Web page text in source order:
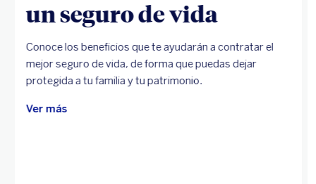
un seguro de vida
Conoce los beneficios que te ayudarán a contratar el
mejor seguro de vida, de forma que puedas dejar
protegida a tu familia y tu patrimonio.
Ver más